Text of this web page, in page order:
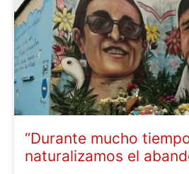
“Durante mucho
naturalizamos el